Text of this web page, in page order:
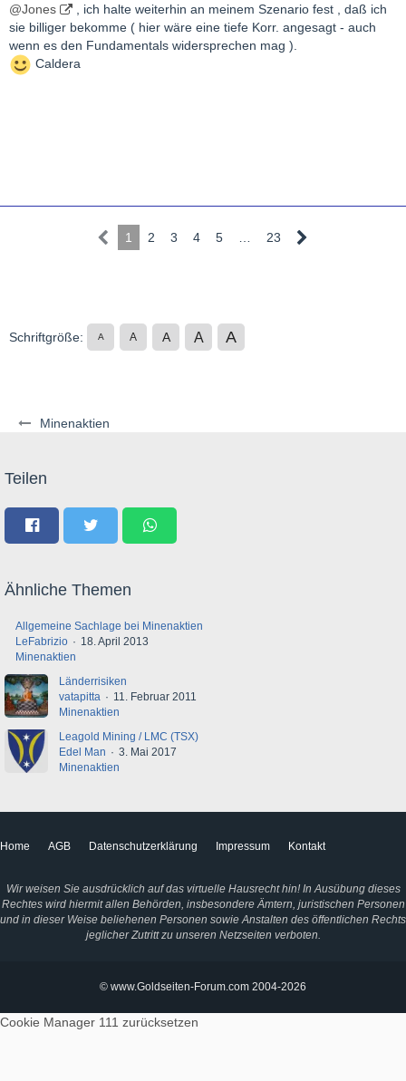
Minenaktien
@Jones
, ich halte weiterhin an meinem Szenario fest , daß ich
sie billiger bekomme ( hier wäre eine tiefe Korr. angesagt - auch
wenn es den Fundamentals widersprechen mag ).
Caldera
1 2 3 4 5 23
Schriftgröße: A A A A A
Teilen
Ähnliche Themen
Allgemeine Sachlage bei Minenaktien
LeFabrizio
18. April 2013
Minenaktien
Länderrisiken
vatapitta
11. Februar 2011
Minenaktien
Leagold Mining / LMC (TSX)
Edel Man
3. Mai 2017
Minenaktien
Home AGB Datenschutzerklärung Impressum Kontakt
Wir weisen Sie ausdrücklich auf das virtuelle Hausrecht hin! In Ausübung dieses
Rechtes wird hiermit allen Behörden, insbesondere Ämtern, juristischen Personen
und in dieser Weise beliehenen Personen sowie Anstalten des öffentlichen Rechts
jeglicher Zutritt zu unseren Netzseiten verboten.
© www.Goldseiten-Forum.com 2004-2026
Cookie Manager 111 zurücksetzen